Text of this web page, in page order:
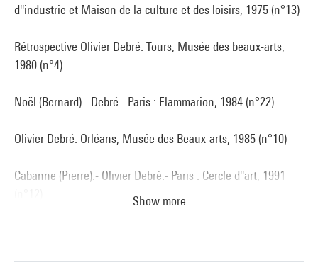
d''industrie et Maison de la culture et des loisirs, 1975 (n°13)
Rétrospective Olivier Debré: Tours, Musée des beaux-arts,
1980 (n°4)
Noël (Bernard).- Debré.- Paris : Flammarion, 1984 (n°22)
Olivier Debré: Orléans, Musée des Beaux-arts, 1985 (n°10)
Cabanne (Pierre).- Olivier Debré.- Paris : Cercle d''art, 1991
Show more